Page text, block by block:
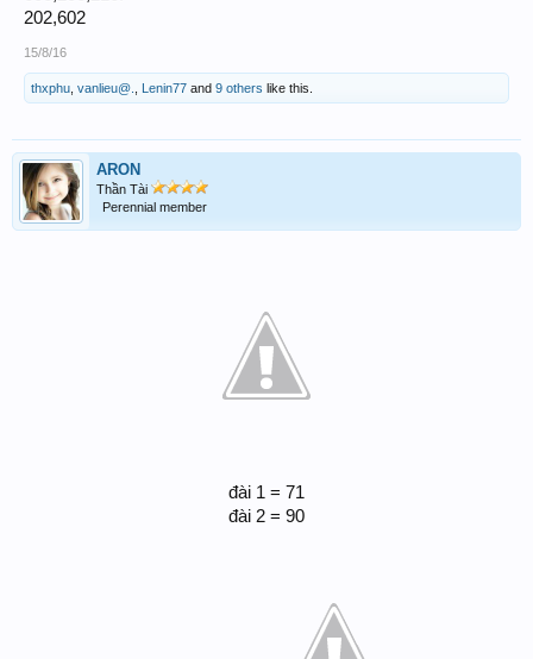
202,602
15/8/16
thxphu vanlieu@. Lenin77 and 9 others like this.
ARON
Thần Tài
Perennial member
đài 1 = 71
đài 2 = 90